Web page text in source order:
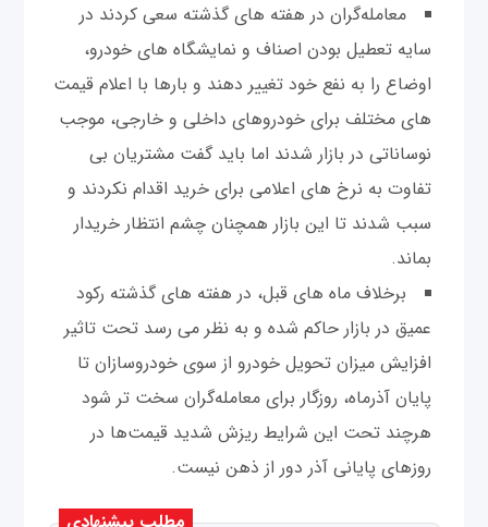
معامله‌گران در هفته های گذشته سعی کردند در
سایه تعطیل بودن اصناف و نمایشگاه های خودرو،
‌اوضاع را به نفع خود تغییر دهند و بارها با اعلام قیمت
های مختلف برای خودروهای داخلی و خارجی، موجب
نوساناتی در بازار شدند اما باید گفت مشتریان بی
تفاوت به نرخ های اعلامی برای خرید اقدام نکردند و
سبب شدند تا این بازار همچنان چشم انتظار خریدار
بماند.
برخلاف ماه های قبل، در هفته های گذشته رکود
عمیق در بازار حاکم شده و به نظر می رسد تحت تاثیر
افزایش میزان تحویل خودرو از سوی خودروسازان تا
پایان آذرماه، روزگار برای معامله‌گران سخت تر شود
هرچند تحت این شرایط ریزش شدید قیمت‌ها در
روزهای پایانی آذر دور از ذهن نیست.